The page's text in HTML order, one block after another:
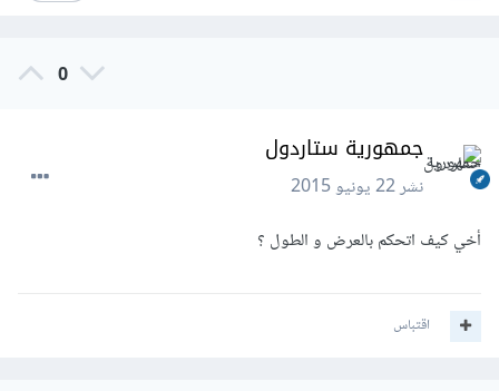
0
جمهورية ستاردول
نشر22 يونيو 2015
أخي كيف اتحكم بالعرض و الطول ؟
اقتباس